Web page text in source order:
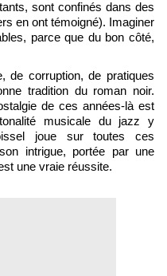
sont confinés dans des
en ont témoigné). Imaginer
parce que du bon côté,
de corruption, de pratiques
tradition du roman noir.
de ces années-là est
musicale du jazz y
joue sur toutes ces
intrigue, portée par une
une vraie réussite.